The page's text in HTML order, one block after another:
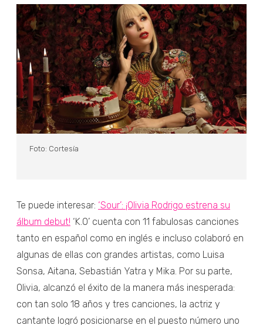
Foto: Cortesía
Te puede interesar: ‘Sour’: ¡Olivia Rodrigo estrena su
álbum debut! ‘K.O’ cuenta con 11 fabulosas canciones
tanto en español como en inglés e incluso colaboró en
algunas de ellas con grandes artistas, como Luisa
Sonsa, Aitana, Sebastián Yatra y Mika. Por su parte,
Olivia, alcanzó el éxito de la manera más inesperada:
con tan solo 18 años y tres canciones, la actriz y
cantante logró posicionarse en el puesto número uno